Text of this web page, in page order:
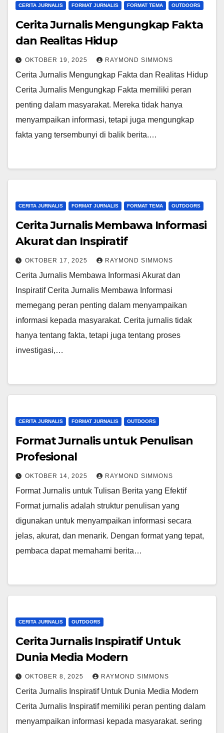
CERITA JURNALIS FORMAT JURNALIS FORMAT TEMA OUTDOORS
Cerita Jurnalis Mengungkap Fakta
dan Realitas Hidup
OKTOBER 19, 2025 RAYMOND SIMMONS
Cerita Jurnalis Mengungkap Fakta dan Realitas Hidup
Cerita Jurnalis Mengungkap Fakta memiliki peran
penting dalam masyarakat. Mereka tidak hanya
menyampaikan informasi, tetapi juga mengungkap
fakta yang tersembunyi di balik berita.…
CERITA JURNALIS FORMAT JURNALIS FORMAT TEMA OUTDOORS
Cerita Jurnalis Membawa Informasi
Akurat dan Inspiratif
OKTOBER 17, 2025 RAYMOND SIMMONS
Cerita Jurnalis Membawa Informasi Akurat dan
Inspiratif Cerita Jurnalis Membawa Informasi
memegang peran penting dalam menyampaikan
informasi kepada masyarakat. Cerita jurnalis tidak
hanya tentang fakta, tetapi juga tentang proses
investigasi,…
CERITA JURNALIS FORMAT JURNALIS OUTDOORS
Format Jurnalis untuk Penulisan
Profesional
OKTOBER 14, 2025 RAYMOND SIMMONS
Format Jurnalis untuk Tulisan Berita yang Efektif
Format jurnalis adalah struktur penulisan yang
digunakan untuk menyampaikan informasi secara
jelas, akurat, dan menarik. Dengan format yang tepat,
pembaca dapat memahami berita…
CERITA JURNALIS OUTDOORS
Cerita Jurnalis Inspiratif Untuk
Dunia Media Modern
OKTOBER 8, 2025 RAYMOND SIMMONS
Cerita Jurnalis Inspiratif Untuk Dunia Media Modern
Cerita Jurnalis Inspiratif memiliki peran penting dalam
menyampaikan informasi kepada masyarakat. sering